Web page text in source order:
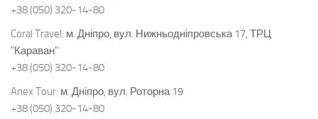
+38 (050) 320-14-80
Coral Travel: м. Дніпро, вул. Нижньодніпровська 17, ТРЦ
"Караван"
+38 (050) 320-14-80
Anex Tour: м. Дніпро, вул. Роторна 19
+38 (050) 320-14-80